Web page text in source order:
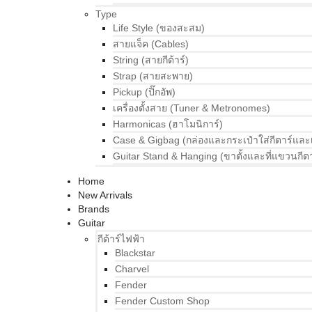
Type
Life Style (ของสะสม)
สายแจ็ค (Cables)
String (สายกีต้าร์)
Strap (สายสะพาย)
Pickup (ปิ๊กอัพ)
เครื่องตั้งสาย (Tuner & Metronomes)
Harmonicas (ฮาโมนิการ์)
Case & Gigbag (กล่องและกระเป๋าใส่กีตาร์และ
Guitar Stand & Hanging (ขาตั้งและที่แขวนกีต
Home
New Arrivals
Brands
Guitar
กีต้าร์ไฟฟ้า
Blackstar
Charvel
Fender
Fender Custom Shop